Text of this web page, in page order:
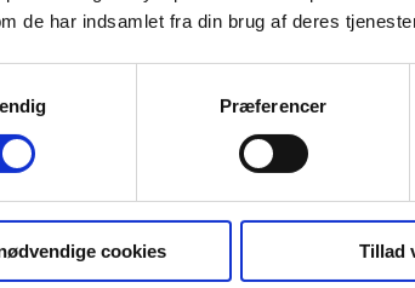
de har indsamlet fra din brug af deres
Præferencer
cookies Tillad